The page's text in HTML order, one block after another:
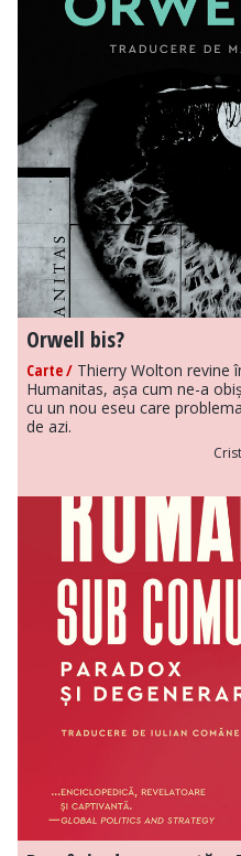
Orwell bis?
Carte / Thierry Wolton revine
Humanitas, așa cum ne-a
cu un nou eseu care
de azi.